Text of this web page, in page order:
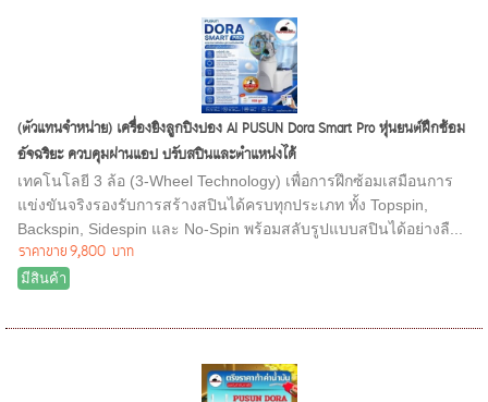
(ตัวแทนจำหน่าย) เครื่องยิงลูกปิงปอง AI PUSUN Dora Smart Pro หุ่นยนต์ฝึกซ้อม
อัจฉริยะ ควบคุมผ่านแอป ปรับสปินและตำแหน่งได้
เทคโนโลยี 3 ล้อ (3-Wheel Technology) เพื่อการฝึกซ้อมเสมือนการ
แข่งขันจริงรองรับการสร้างสปินได้ครบทุกประเภท ทั้ง Topspin,
Backspin, Sidespin และ No-Spin พร้อมสลับรูปแบบสปินได้อย่างลื...
ราคาขาย9,800 บาท
มีสินค้า